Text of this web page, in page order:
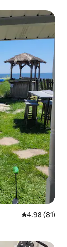
Calificación
4.98 (81)